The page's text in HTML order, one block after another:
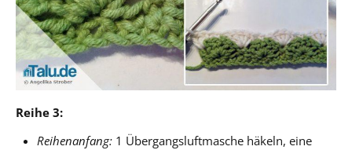
Reihe 3:
Reihenanfang: 1 Übergangsluftmasche häkeln, eine